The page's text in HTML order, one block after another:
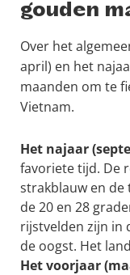
gouden
Over het
april) en het
maanden om te
Vietnam.
Het najaar
favoriete tijd. De
strakblauw en de
de 20 en 28
rijstvelden zijn in
de oogst. Het
Het voorjaar